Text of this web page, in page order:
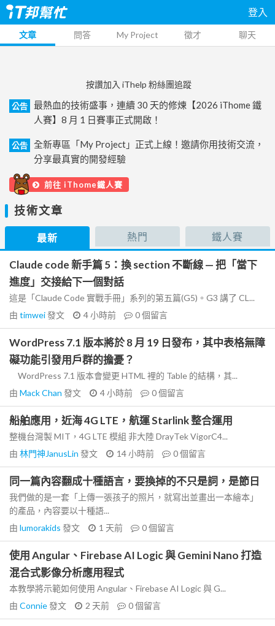
登入
文章 問答 My Project 徵才 聊天
按讚加入 iThelp 粉絲團追蹤
公告
最熱血的技術盛事，連續 30 天的修煉【2026 iThome 鐵
人賽】8 月 1 日賽事正式開啟！
公告
全新專區「My Project」正式上線！邀請你用技術交流，
分享最真實的開發經驗
前往 iThome鐵人賽
技術文章
最新 熱門 鐵人賽
Claude code 新手篇 5：換 section 不斷線 — 把「當下
進度」交接給下一個對話
這是「Claude Code 實戰手冊」系列的第五篇(G5)。G3 講了 CL...
由 timwei發文 4 小時前 0個留言
WordPress 7.1 版本將於 8 月 19 日發布，其中表格無障
礙功能引發用戶群的擔憂？
WordPress 7.1 版本會變更 HTML 裡的 Table 的結構，其...
由 Mack Chan 發文 4 小時前 0個留言
船舶應用，近海 4G LTE，航運 Starlink 整合運用
整機台灣製 MIT，4G LTE 模組 非大陸 DrayTek VigorC4...
由 林門神JanusLin 發文 14 小時前 0個留言
同一篇內容翻成十種語言，要換掉的不只是詞，是節日
我們做的是一套「上傳一張孩子的照片，就寫出並畫出一本繪本」
的產品，內容要以十種語...
由 lumorakids 發文 1 天前 0個留言
使用 Angular、Firebase AI Logic 與 Gemini Nano 打造
混合式影像分析應用程式
本教學將示範如何使用 Angular、Firebase AI Logic 與 G...
由 Connie發文 2 天前 0個留言